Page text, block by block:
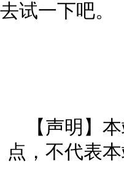
去试一下吧。
【声明】
点，不代表